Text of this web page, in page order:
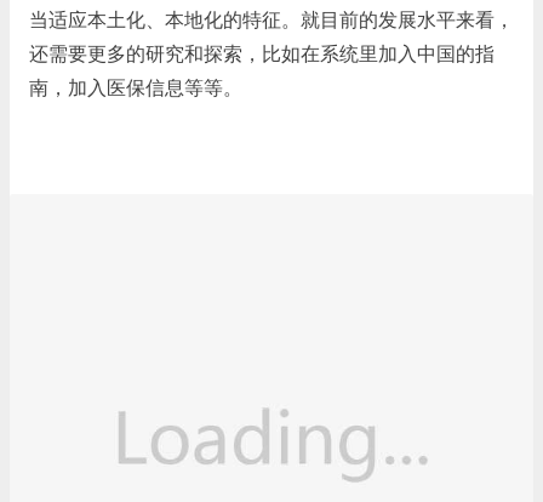
当适应本土化、本地化的特征。就目前的发展水平来看，
还需要更多的研究和探索，比如在系统里加入中国的指
南，加入医保信息等等。